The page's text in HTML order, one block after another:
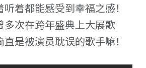
着都能感受到幸福之感！
多次在跨年盛典上大展歌
是被演员耽误的歌手嘛！